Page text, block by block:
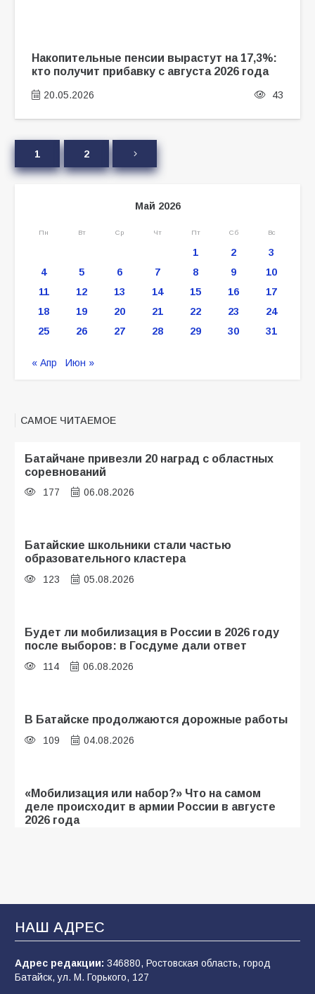
Накопительные пенсии вырастут на 17,3%:
кто получит прибавку с августа 2026 года
20.05.2026 43
1 2
Май 2026
Пн Вт Ср Чт Пт Сб Вс
1 2
3
4
5 6 7 8 9
10
11
12 13 14 15 16
17
18
19 20 21 22 23
24
25
26 27 28 29 30 31
« Апр Июн »
САМОЕ ЧИТАЕМОЕ
Батайчане привезли 20 наград с областных
соревнований
177 06.08.2026
Батайские школьники стали частью
образовательного кластера
123 05.08.2026
Будет ли мобилизация в России в 2026 году
после выборов: в Госдуме дали ответ
114 06.08.2026
В Батайске продолжаются дорожные работы
109 04.08.2026
«Мобилизация или набор?» Что на самом
деле происходит в армии России в августе
2026 года
мастер-класс «Бумажный парашют» ко Дню
ВДВ
109 03.08.2026
НАШ АДРЕС
Адрес редакции: 346880, Ростовская область, город
Батайск, ул. М. Горького, 127